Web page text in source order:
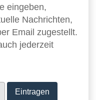
eingeben,
Nachrichten,
Email zugestellt.
jederzeit